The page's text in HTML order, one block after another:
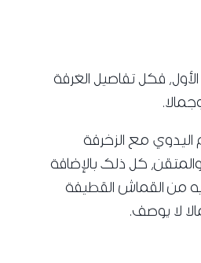
فكل تفاصيل الغرفة
اليدوي مع الزخرفة
كل ذلك بالإضافة
من القماش القطيفة
لا يوصف.